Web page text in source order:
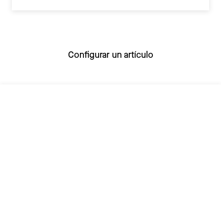
Configurar un artículo